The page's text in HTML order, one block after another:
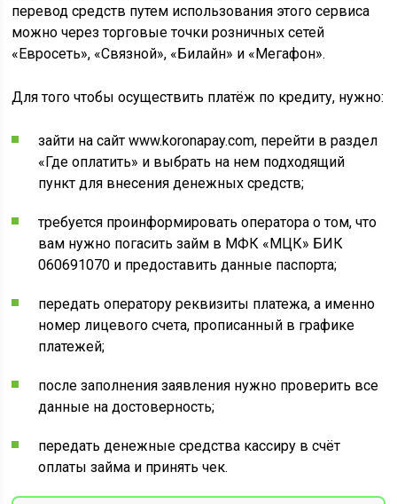
перевод средств путем использования этого сервиса
можно через торговые точки розничных сетей
«Евросеть», «Связной», «Билайн» и «Мегафон».
Для того чтобы осуществить платёж по кредиту, нужно:
зайти на сайт www.koronapay.com, перейти в раздел
«Где оплатить» и выбрать на нем подходящий
пункт для внесения денежных средств;
требуется проинформировать оператора о том, что
вам нужно погасить займ в МФК «МЦК» БИК
060691070 и предоставить данные паспорта;
передать оператору реквизиты платежа, а именно
номер лицевого счета, прописанный в графике
платежей;
после заполнения заявления нужно проверить все
данные на достоверность;
передать денежные средства кассиру в счёт
оплаты займа и принять чек.